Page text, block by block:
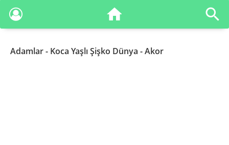
Adamlar- Koca Yaşlı Şişko Dünya - Akor